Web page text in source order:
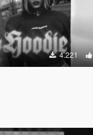
4.221